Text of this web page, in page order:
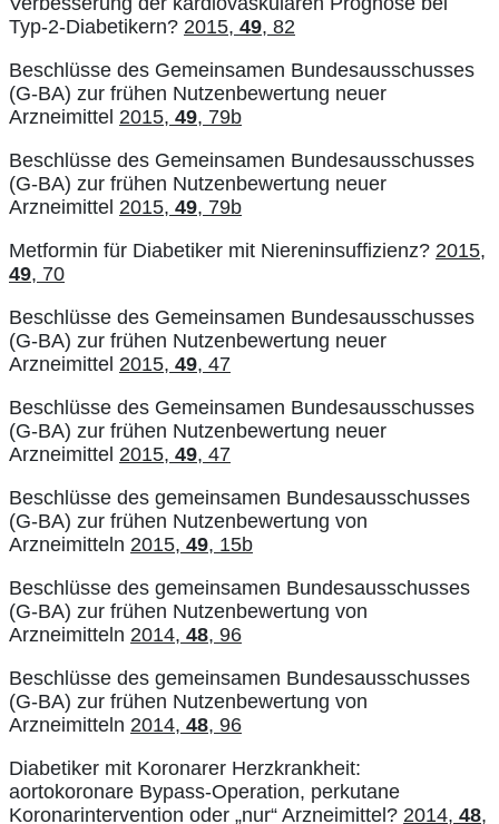
Typ-2-Diabetikern? 2015, 49, 82
Beschlüsse des Gemeinsamen Bundesausschusses
(G-BA) zur frühen Nutzenbewertung neuer
Arzneimittel 2015, 49, 79b
Beschlüsse des Gemeinsamen Bundesausschusses
(G-BA) zur frühen Nutzenbewertung neuer
Arzneimittel 2015, 49, 79b
Metformin für Diabetiker mit Niereninsuffizienz? 2015,
49, 70
Beschlüsse des Gemeinsamen Bundesausschusses
(G-BA) zur frühen Nutzenbewertung neuer
Arzneimittel 2015, 49, 47
Beschlüsse des Gemeinsamen Bundesausschusses
(G-BA) zur frühen Nutzenbewertung neuer
Arzneimittel 2015, 49, 47
Beschlüsse des gemeinsamen Bundesausschusses
(G-BA) zur frühen Nutzenbewertung von
Arzneimitteln 2015, 49, 15b
Beschlüsse des gemeinsamen Bundesausschusses
(G-BA) zur frühen Nutzenbewertung von
Arzneimitteln 2014, 48, 96
Beschlüsse des gemeinsamen Bundesausschusses
(G-BA) zur frühen Nutzenbewertung von
Arzneimitteln 2014, 48, 96
Diabetiker mit Koronarer Herzkrankheit:
aortokoronare Bypass-Operation, perkutane
Koronarintervention oder „nur“ Arzneimittel? 2014, 48,